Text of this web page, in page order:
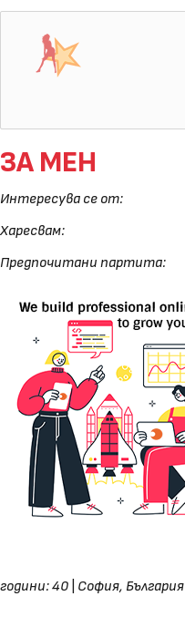
ЗА МЕН
Интересува се от:
Харесвам:
Предпочитани партита:
години: 40 София, България